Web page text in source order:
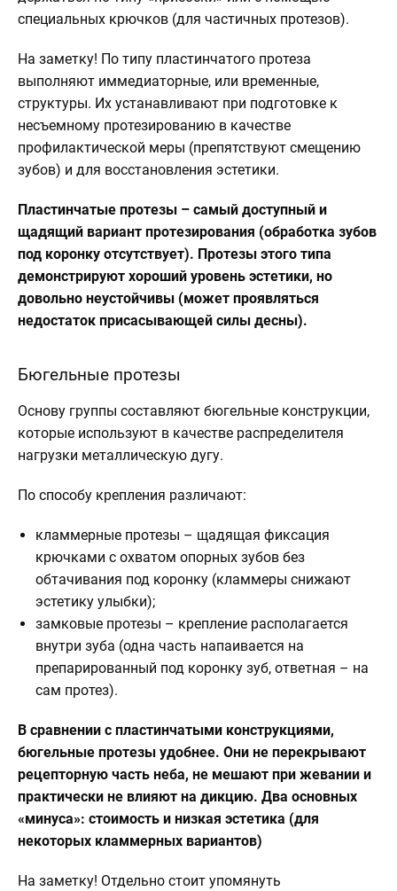
специальных крючков (для частичных протезов).
На заметку! По типу пластинчатого протеза
выполняют иммедиаторные, или временные,
структуры. Их устанавливают при подготовке к
несъемному протезированию в качестве
профилактической меры (препятствуют смещению
зубов) и для восстановления эстетики.
Пластинчатые протезы – самый доступный и
щадящий вариант протезирования (обработка зубов
под коронку отсутствует). Протезы этого типа
демонстрируют хороший уровень эстетики, но
довольно неустойчивы (может проявляться
недостаток присасывающей силы десны).
Бюгельные протезы
Основу группы составляют бюгельные конструкции,
которые используют в качестве распределителя
нагрузки металлическую дугу.
По способу крепления различают:
кламмерные протезы – щадящая фиксация
крючками с охватом опорных зубов без
обтачивания под коронку (кламмеры снижают
эстетику улыбки);
замковые протезы – крепление располагается
внутри зуба (одна часть напаивается на
препарированный под коронку зуб, ответная – на
сам протез).
В сравнении с пластинчатыми конструкциями,
бюгельные протезы удобнее. Они не перекрывают
рецепторную часть неба, не мешают при жевании и
практически не влияют на дикцию. Два основных
«минуса»: стоимость и низкая эстетика (для
некоторых кламмерных вариантов)
На заметку! Отдельно стоит упомянуть